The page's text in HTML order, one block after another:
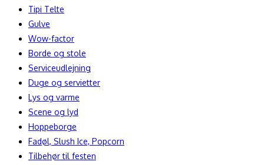
Tipi Telte
Gulve
Wow-factor
Borde og stole
Serviceudlejning
Duge og servietter
Lys og varme
Scene og lyd
Hoppeborge
Fadøl, Slush Ice, Popcorn
Tilbehør til festen